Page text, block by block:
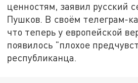
ценностям, заявил русский
Пушков. В своём телеграм-
что теперь у европейской
появилось "плохое
республиканца.